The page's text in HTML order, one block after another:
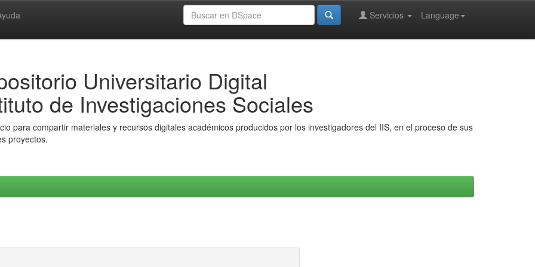
Language
Servicios
Universitario Digital
de Investigaciones Sociales
para compartir materiales y recursos digitales académicos producidos por los investigadores del IIS, en el proceso de sus
proyectos.